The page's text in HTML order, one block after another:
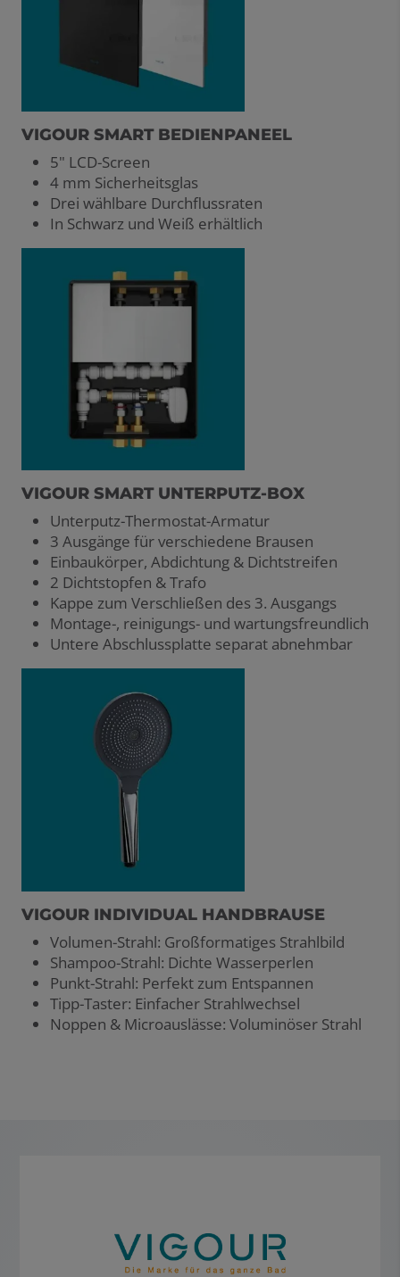
VIGOUR SMART BEDIENPANEEL
5" LCD-Screen
4 mm Sicherheitsglas
Drei wählbare Durchflussraten
In Schwarz und Weiß erhältlich
VIGOUR SMART UNTERPUTZ-BOX
Unterputz-Thermostat-Armatur
3 Ausgänge für verschiedene Brausen
Einbaukörper, Abdichtung & Dichtstreifen
2 Dichtstopfen & Trafo
Kappe zum Verschließen des 3. Ausgangs
Montage-, reinigungs- und wartungsfreundlich
Untere Abschlussplatte separat abnehmbar
VIGOUR INDIVIDUAL HANDBRAUSE
Volumen-Strahl: Großformatiges Strahlbild
Shampoo-Strahl: Dichte Wasserperlen
Punkt-Strahl: Perfekt zum Entspannen
Tipp-Taster: Einfacher Strahlwechsel
Noppen & Microauslässe: Voluminöser Strahl